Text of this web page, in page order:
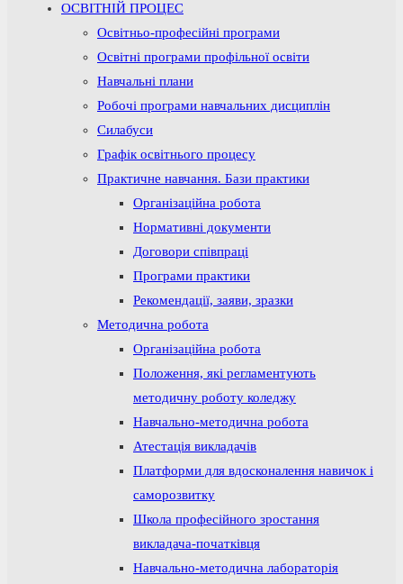
ОСВІТНІЙ ПРОЦЕС
Освітньо-професійні програми
Освітні програми профільної освіти
Навчальні плани
Робочі програми навчальних дисциплін
Силабуси
Графік освітнього процесу
Практичне навчання. Бази практики
Організаційна робота
Нормативні документи
Договори співпраці
Програми практики
Рекомендації, заяви, зразки
Методична робота
Організаційна робота
Положення, які регламентують
методичну роботу коледжу
Навчально-методична робота
Атестація викладачів
Платформи для вдосконалення навичок і
саморозвитку
Школа професійного зростання
викладача-початківця
Навчально-методична лабораторія